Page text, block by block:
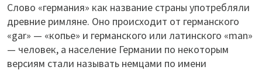
Слово «германия» как название страны употребляли
древние римляне. Оно происходит от германского
«gar» — «копье» и германского или латинского «man»
— человек, а население Германии по некоторым
версиям стали называть немцами по имени